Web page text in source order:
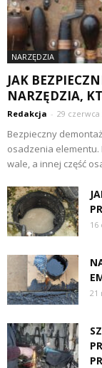
NARZĘDZIA
JAK
NARZĘDZIA,
Redakcja - 29 czerwca
Bezpieczny
osadzenia elementu.
wale, a innej część
16
21